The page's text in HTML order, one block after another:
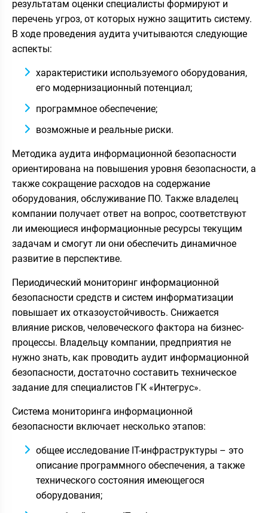
результатам оценки специалисты формируют и
перечень угроз, от которых нужно защитить систему.
В ходе проведения аудита учитываются следующие
аспекты:
характеристики используемого оборудования,
его модернизационный потенциал;
программное обеспечение;
возможные и реальные риски.
Методика аудита информационной безопасности
ориентирована на повышения уровня безопасности, а
также сокращение расходов на содержание
оборудования, обслуживание ПО. Также владелец
компании получает ответ на вопрос, соответствуют
ли имеющиеся информационные ресурсы текущим
задачам и смогут ли они обеспечить динамичное
развитие в перспективе.
Периодический мониторинг информационной
безопасности средств и систем информатизации
повышает их отказоустойчивость. Снижается
влияние рисков, человеческого фактора на бизнес-
процессы. Владельцу компании, предприятия не
нужно знать, как проводить аудит информационной
безопасности, достаточно составить техническое
задание для специалистов ГК «Интегрус».
Система мониторинга информационной
безопасности включает несколько этапов:
общее исследование IT-инфраструктуры – это
описание программного обеспечения, а также
технического состояния имеющегося
оборудования;